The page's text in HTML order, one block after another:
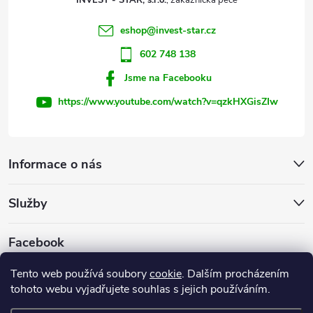
Tento web používá souborycookie. Dalším procházením
tohoto webu vyjadřujete souhlas s jejich používáním.
Informace o nás
Služby
Facebook
eshop@invest-star.cz
602 748 138
Jsme na Facebooku
https://www.youtube.com/watch?v=qzkHXGisZIw